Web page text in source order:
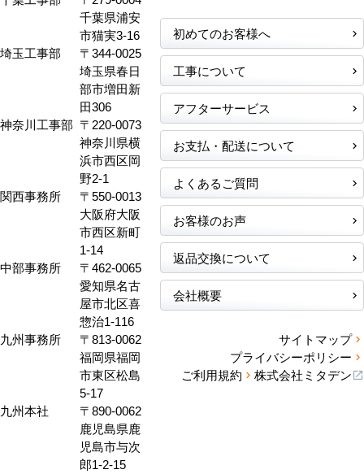
千葉県浦安
市猫実3-16
埼玉工事部
〒344-0025
埼玉県春日
部市増田新
田306
神奈川工事部 〒220-0073
神奈川県横
浜市西区岡
野2-1
関西事務所
〒550-0013
大阪府大阪
市西区新町
1-14
中部事務所
〒462-0065
愛知県名古
屋市北区喜
惣治1-116
九州事務所
〒813-0062
福岡県福岡
市東区松島
5-17
九州本社
〒890-0062
鹿児島県鹿
児島市与次
郎1-2-15
初めてのお客様へ
工事について
アフターサービス
お支払・配送について
よくあるご質問
お客様のお声
返品交換について
会社概要
サイトマップ
プライバシーポリシー
ご利用規約
株式会社ミタデン